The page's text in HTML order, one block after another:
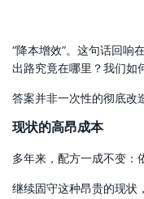
“降本增效”。这句话回响
出路究竟在哪里？我们如
答案并非一次性的彻底改
现状的高昂成本
多年来，配方一成不变：
继续固守这种昂贵的现状